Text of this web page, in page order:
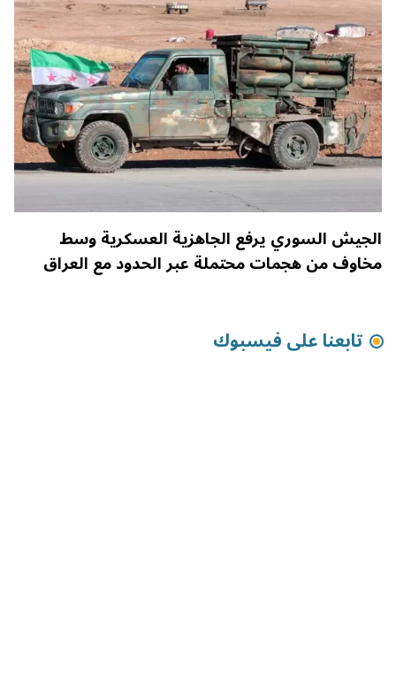
الجيش السوري يرفع الجاهزية العسكرية وسط
مخاوف من هجمات محتملة عبر الحدود مع العراق
تابعنا على فيسبوك